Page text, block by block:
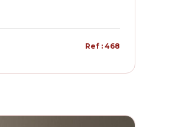
Ref : 468